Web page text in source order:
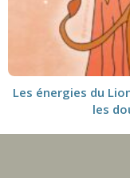
Les énergies du
les